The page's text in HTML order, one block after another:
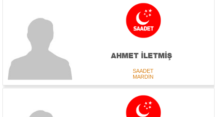
AHMET İLETMİŞ
SAADET
MARDİN